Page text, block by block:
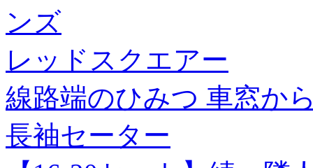
ンズ
レッドスクエアー
線路端のひみつ 車窓か
長袖セーター